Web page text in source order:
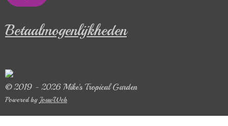
Betaalmogenlijkheden
© 2019 - 2026 Mike's Tropical Garden
Powered by JouwWeb